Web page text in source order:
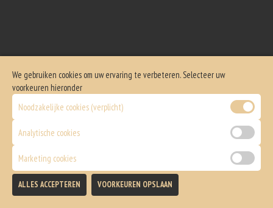
We gebruiken cookies om uw ervaring te verbeteren. Selecteer uw
voorkeuren hieronder
Noodzakelijke cookies (verplicht)
Analytische cookies
Marketing cookies
ALLES ACCEPTEREN VOORKEUREN OPSLAAN